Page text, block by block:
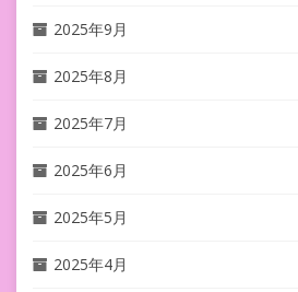
2025年9月
2025年8月
2025年7月
2025年6月
2025年5月
2025年4月